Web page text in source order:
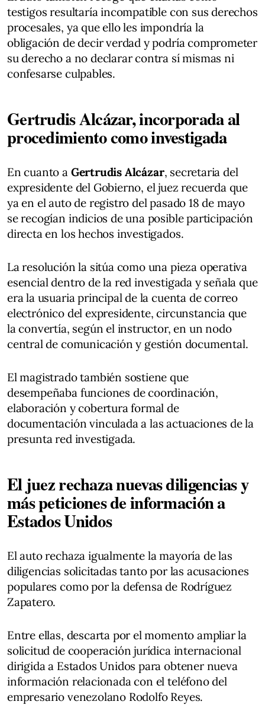
testigos resultaría incompatible con sus derechos
procesales, ya que ello les impondría la
obligación de decir verdad y podría comprometer
su derecho a no declarar contra sí mismas ni
confesarse culpables.
Gertrudis Alcázar, incorporada al
procedimiento como investigada
En cuanto a Gertrudis Alcázar, secretaria del
expresidente del Gobierno, el juez recuerda que
ya en el auto de registro del pasado 18 de mayo
se recogían indicios de una posible participación
directa en los hechos investigados.
La resolución la sitúa como una pieza operativa
esencial dentro de la red investigada y señala que
era la usuaria principal de la cuenta de correo
electrónico del expresidente, circunstancia que
la convertía, según el instructor, en un nodo
central de comunicación y gestión documental.
El magistrado también sostiene que
desempeñaba funciones de coordinación,
elaboración y cobertura formal de
documentación vinculada a las actuaciones de la
presunta red investigada.
El juez rechaza nuevas diligencias y
más peticiones de información a
Estados Unidos
El auto rechaza igualmente la mayoría de las
diligencias solicitadas tanto por las acusaciones
populares como por la defensa de Rodríguez
Zapatero.
Entre ellas, descarta por el momento ampliar la
solicitud de cooperación jurídica internacional
dirigida a Estados Unidos para obtener nueva
información relacionada con el teléfono del
empresario venezolano Rodolfo Reyes.